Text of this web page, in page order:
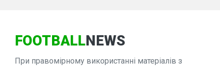
FOOTBALLNEWS
При правомірному використанні матеріалів з